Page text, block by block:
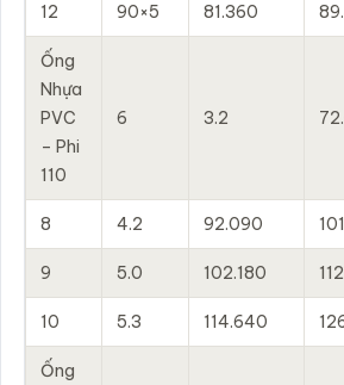
12 90×5 81.360
Ống
Nhựa
PVC
– Phi
110
6 3.2
8 4.2 92.090
9 5.0 102.180
10 5.3 114.640
Ống